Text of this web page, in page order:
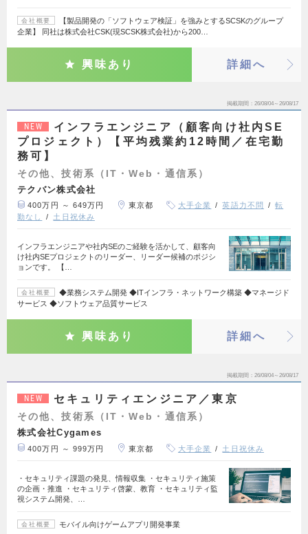
会社概要
【製品開発の「ソフトウェア検証」を強みとするSCSKのグループ
企業】 同社は株式会社CSK(現SCSK株式会社)から200…
興味あり 詳細へ
掲載期間 26/08/04～26/08/17
NEW
インフラエンジニア（顧客向け社内SE
プロジェクト）【平均残業約12時間／在宅勤
務可】
その他、技術系（IT・Web・通信系）
テクバン株式会社
400万円 ～ 649万円 東京都 大手企業 英語力不問
転
勤なし
土日祝休み
インフラエンジニアや社内SEのご経験を活かして、顧客向
け社内SEプロジェクトのリーダー、リーダー候補のポジシ
ョンです。 【…
会社概要
◆業務システム開発 ◆ITインフラ・ネットワーク構築 ◆マネージド
サービス ◆ソフトウェア品質サービス
興味あり 詳細へ
掲載期間 26/08/04～26/08/17
NEW セキュリティエンジニア／東京
その他、技術系（IT・Web・通信系）
株式会社Cygames
400万円 ～ 999万円 東京都 大手企業 土日祝休み
・セキュリティ課題の発見、情報収集 ・セキュリティ施策
の企画・推進 ・セキュリティ啓蒙、教育 ・セキュリティ監
視システム開発、…
会社概要 モバイル向けゲームアプリ開発事業